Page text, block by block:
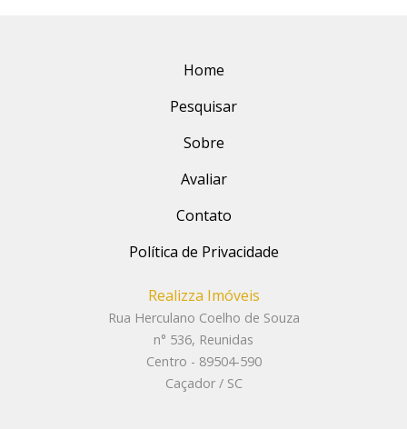
Home
Pesquisar
Sobre
Avaliar
Contato
Política de Privacidade
Realizza Imóveis
Rua Herculano Coelho de Souza
n° 536, Reunidas
Centro - 89504-590
Caçador / SC